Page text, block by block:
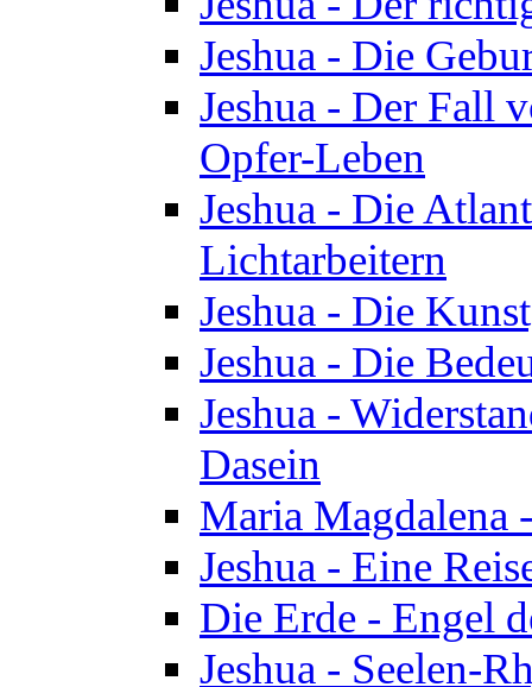
Jeshua - Die
Jeshua - Der Fall
Opfer-Leben
Jeshua - Die
Lichtarbeitern
Jeshua - Die
Jeshua - Die
Jeshua -
Dasein
Maria Magdalena
Jeshua - Eine
Die Erde - Engel
Jeshua - Seelen-